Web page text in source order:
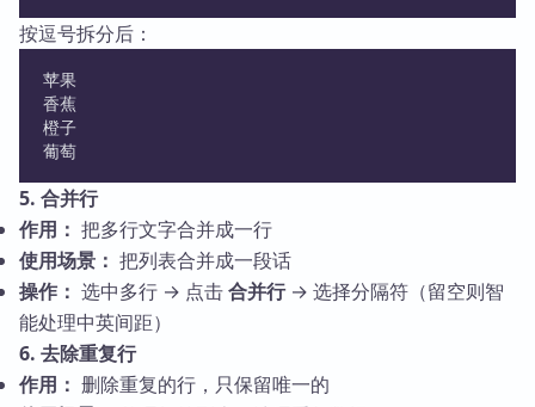
按逗号拆分后：
苹果
香蕉
橙子
葡萄
5. 合并行
作用： 把多行文字合并成一行
使用场景： 把列表合并成一段话
操作： 选中多行 → 点击合并行→ 选择分隔符（留空则智
能处理中英间距）
6. 去除重复行
作用： 删除重复的行，只保留唯一的